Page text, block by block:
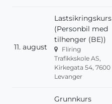
11. august
Lastsikringskurs
(Personbil med
tilhenger (BE))
Fliring
Trafikkskole AS,
Kirkegata 54, 7600
Levanger
Grunnkurs